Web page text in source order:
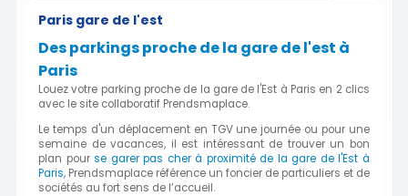
Paris gare de l'est
Des parkings proche de la gare de l'est à
Paris
Louez votre parking proche de la gare de l'Est à Paris en 2 clics
avec le site collaboratif Prendsmaplace.
Le temps d'un déplacement en TGV une journée ou pour une
semaine de vacances, il est intéressant de trouver un bon
plan pourse garer pas cher à proximité de la gare de l'Est à
Paris, Prendsmaplace référence un foncier de particuliers et de
sociétés au fort sens de l’accueil.